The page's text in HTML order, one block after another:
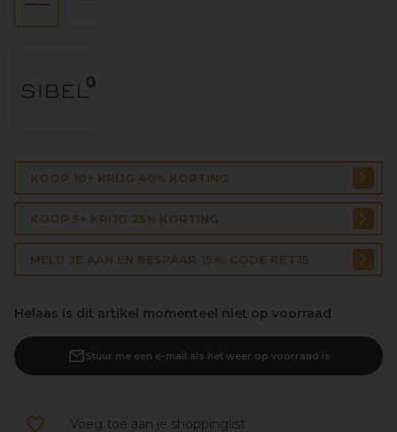
KOOP 10+ KRIJG 40% KORTING
KOOP 5+ KRIJG 25% KORTING
MELD JE AAN EN BESPAAR 15%: CODE RET15
Helaas is dit artikel momenteel niet op voorraad
Stuur me een e-mail als het weer op voorraad is
Voeg toe aan je shoppinglist